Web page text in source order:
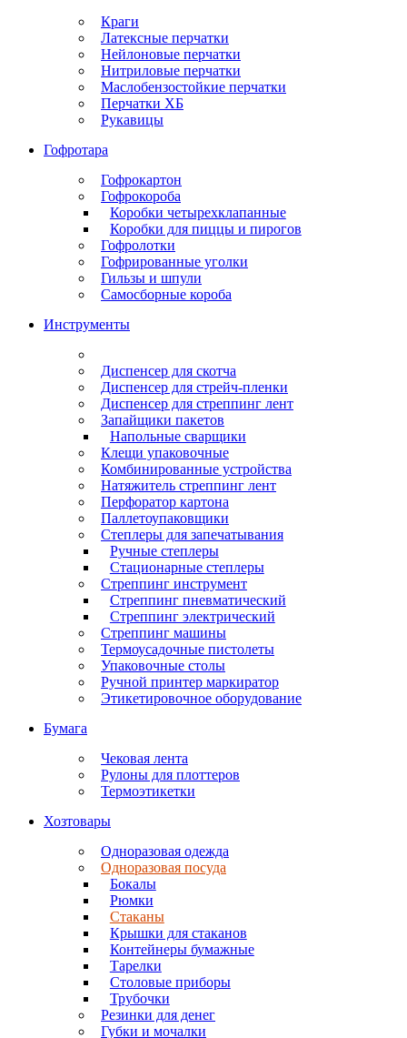
Краги
Латексные перчатки
Нейлоновые перчатки
Нитриловые перчатки
Маслобензостойкие перчатки
Перчатки ХБ
Рукавицы
Гофротара
Гофрокартон
Гофрокороба
Коробки четырехклапанные
Коробки для пиццы и пирогов
Гофролотки
Гофрированные уголки
Гильзы и шпули
Самосборные короба
Инструменты
Диспенсер для скотча
Диспенсер для стрейч-пленки
Диспенсер для стреппинг лент
Запайщики пакетов
Напольные сварщики
Клещи упаковочные
Комбинированные устройства
Натяжитель стреппинг лент
Перфоратор картона
Паллетоупаковщики
Степлеры для запечатывания
Ручные степлеры
Стационарные степлеры
Стреппинг инструмент
Стреппинг пневматический
Стреппинг электрический
Стреппинг машины
Термоусадочные пистолеты
Упаковочные столы
Ручной принтер маркиратор
Этикетировочное оборудование
Бумага
Чековая лента
Рулоны для плоттеров
Термоэтикетки
Хозтовары
Одноразовая одежда
Одноразовая посуда
Бокалы
Рюмки
Стаканы
Крышки для стаканов
Контейнеры бумажные
Тарелки
Столовые приборы
Трубочки
Резинки для денег
Губки и мочалки